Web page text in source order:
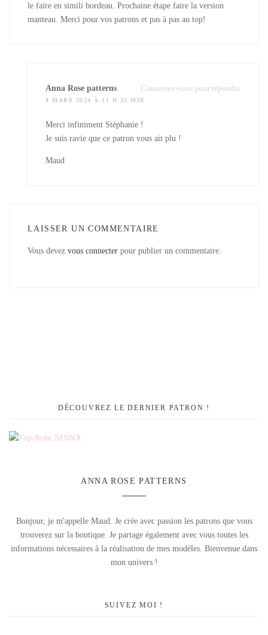
le faire en simili bordeau. Prochaine étape faire la version
manteau. Merci pour vos patrons et pas à pas au top!
Anna Rose patterns
4 MARS 2024 À 11 H 35 MIN
Merci infiniment Stéphanie !
Je suis ravie que ce patron vous ait plu !
Maud
Connectez-vous pour répondre
LAISSER UN COMMENTAIRE
Vous devez vous connecter pour publier un commentaire.
DÉCOUVREZ LE DERNIER PATRON !
ANNA ROSE PATTERNS
Bonjour, je m'appelle Maud. Je crée avec passion les patrons que vous
trouverez sur la boutique. Je partage également avec vous toutes les
informations nécessaires à la réalisation de mes modèles. Bienvenue dans
mon univers !
SUIVEZ MOI !